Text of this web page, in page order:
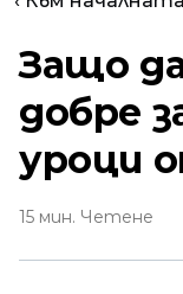
Защо
добре
уроци
15 мин. Четене